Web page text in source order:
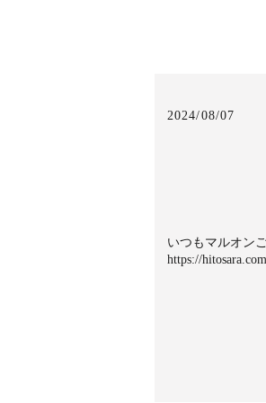
2024/08/07
いつもマルオン
https://